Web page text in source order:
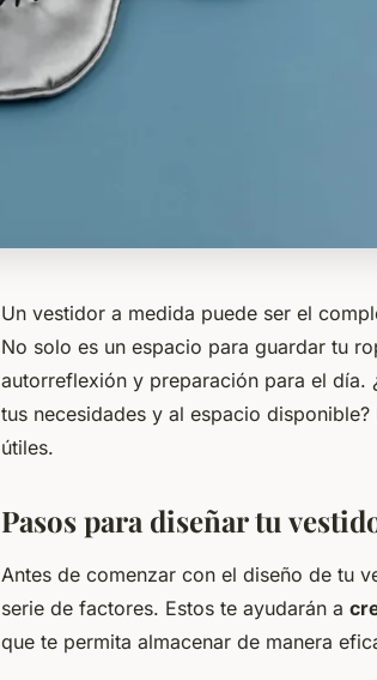
Un vestidor a medida puede ser el
No solo es un espacio para guardar tu
autorreflexión y preparación para el día.
tus necesidades y al espacio
útiles.
Pasos para diseñar tu
Antes de comenzar con el diseño de tu
serie de factores. Estos te ayudarán a
que te permita almacenar de manera